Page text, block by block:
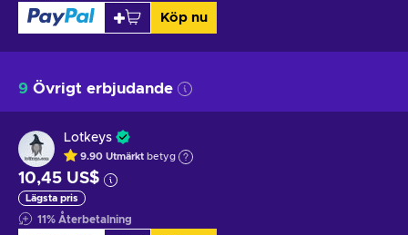
Köp nu
9 Övrigt erbjudande
Lotkeys
9.90 Utmärkt betyg
10,45 US$
Lägsta pris
11% Återbetalning